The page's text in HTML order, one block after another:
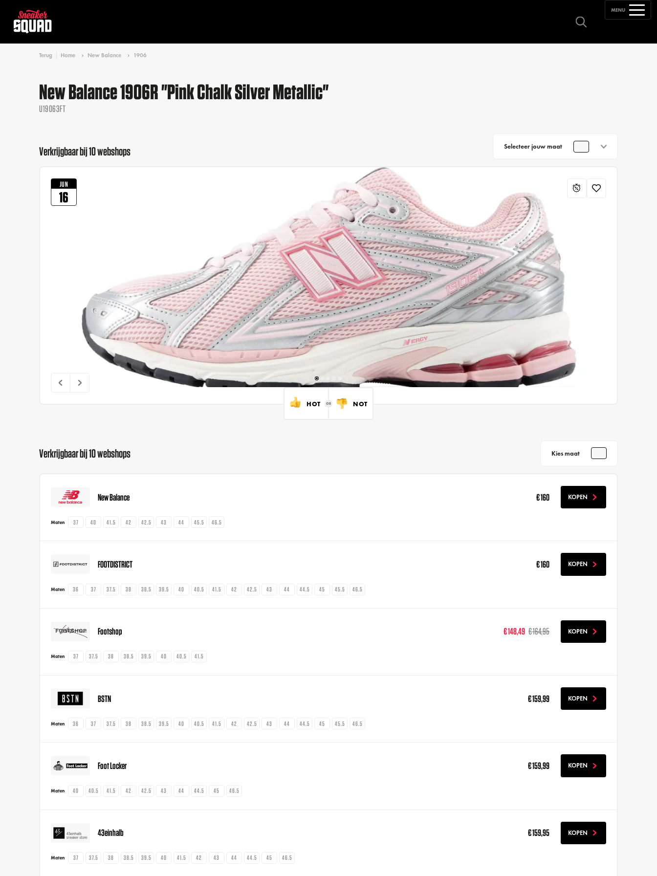
MENU
Terug Home New Balance 1906
New Balance 1906R "Pink Chalk Silver Metallic"
U19063FT
Verkrijgbaar bij 10 webshops Selecteer jouw maat
JUN
16
HOT NOT
Verkrijgbaar bij 10 webshops Kies maat
New Balance € 160 KOPEN
Maten 37 40 41.5 42 42.5 43 44 45.5 46.5
FOOTDISTRICT € 160 KOPEN
Maten 36 37 37.5 38 38.5 39.5 40 40.5 41.5 42 42.5 43 44 44.5 45 45.5 46.5
Footshop € 148,49 € 164,95 KOPEN
Maten 37 37.5 38 38.5 39.5 40 40.5 41.5
BSTN € 159,99 KOPEN
Maten 36 37 37.5 38 38.5 39.5 40 40.5 41.5 42 42.5 43 44 44.5 45 45.5 46.5
Foot Locker € 159,99 KOPEN
Maten 40 40.5 41.5 42 42.5 43 44 44.5 45 46.5
43einhalb € 159,95 KOPEN
Maten 37 37.5 38 38.5 39.5 40 41.5 42 43 44 44.5 45 46.5